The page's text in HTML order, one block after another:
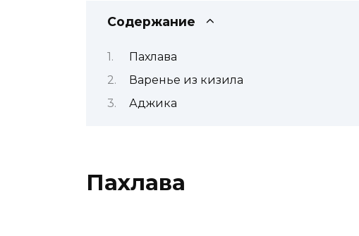
Содержание
Пахлава
Варенье из кизила
Аджика
Пахлава